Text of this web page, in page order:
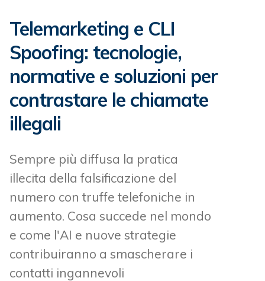
Telemarketing e CLI
Spoofing: tecnologie,
normative e soluzioni per
contrastare le chiamate
illegali
Sempre più diffusa la pratica
illecita della falsificazione del
numero con truffe telefoniche in
aumento. Cosa succede nel mondo
e come l'AI e nuove strategie
contribuiranno a smascherare i
contatti ingannevoli